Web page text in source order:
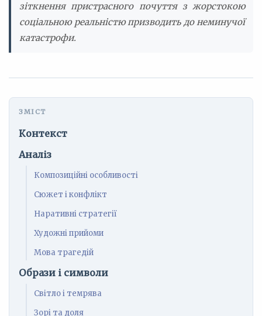
зіткнення пристрасного почуття з жорстокою
соціальною реальністю призводить до неминучої
катастрофи.
Контекст
Аналіз
Композиційні особливості
Сюжет і конфлікт
Наративні стратегії
Художні прийоми
Мова трагедій
Образи і символи
Світло і темрява
Зорі та доля